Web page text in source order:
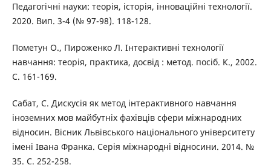
Педагогічні науки: теорія, історія, інноваційні технології.
2020. Вип. 3-4 (№ 97-98). 118-128.
Пометун О., Пироженко Л. Інтерактивні технології
навчання: теорія, практика, досвід : метод. посіб. К., 2002.
С. 161-169.
Сабат, С. Дискусія як метод інтерактивного навчання
іноземних мов майбутніх фахівців сфери міжнародних
відносин. Вісник Львівського національного університету
імені Івана Франка. Серія міжнародні відносини. 2014. №
35. С. 252-258.